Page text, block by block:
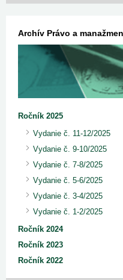
Archív Právo a
Ročník 2025
Vydanie č. 11-12/2025
Vydanie č. 9-10/2025
Vydanie č. 7-8/2025
Vydanie č. 5-6/2025
Vydanie č. 3-4/2025
Vydanie č. 1-2/2025
Ročník 2024
Ročník 2023
Ročník 2022